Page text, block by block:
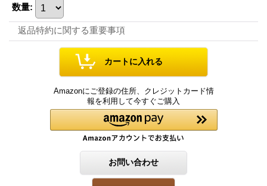
数量:
返品特約に関する重要事項
Amazonにご登録の住所、クレジットカード情
報を利用して今すぐご購入